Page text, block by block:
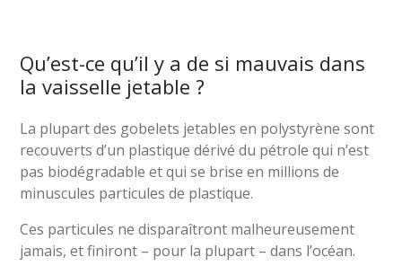
Qu’est-ce qu’il y a de si mauvais dans
la vaisselle jetable ?
La plupart des gobelets jetables en polystyrène sont
recouverts d’un plastique dérivé du pétrole qui n’est
pas biodégradable et qui se brise en millions de
minuscules particules de plastique.
Ces particules ne disparaîtront malheureusement
jamais, et finiront – pour la plupart – dans l’océan.